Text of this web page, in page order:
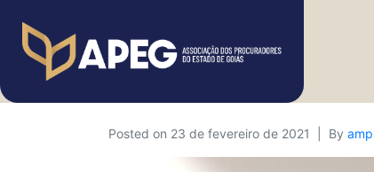
Posted on 23 de fevereiro de 2021 By